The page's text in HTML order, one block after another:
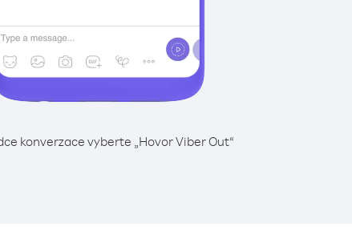
konverzace vyberte „Hovor Viber Out“